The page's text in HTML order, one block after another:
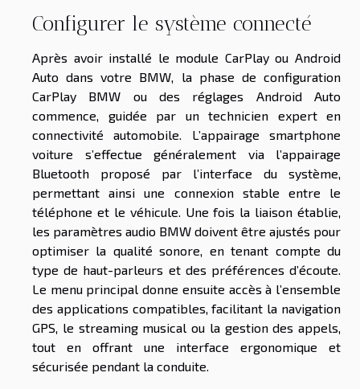
Configurer le système connecté
Après avoir installé le module CarPlay ou Android
Auto dans votre BMW, la phase de configuration
CarPlay BMW ou des réglages Android Auto
commence, guidée par un technicien expert en
connectivité automobile. L’appairage smartphone
voiture s’effectue généralement via l’appairage
Bluetooth proposé par l’interface du système,
permettant ainsi une connexion stable entre le
téléphone et le véhicule. Une fois la liaison établie,
les paramètres audio BMW doivent être ajustés pour
optimiser la qualité sonore, en tenant compte du
type de haut-parleurs et des préférences d’écoute.
Le menu principal donne ensuite accès à l’ensemble
des applications compatibles, facilitant la navigation
GPS, le streaming musical ou la gestion des appels,
tout en offrant une interface ergonomique et
sécurisée pendant la conduite.